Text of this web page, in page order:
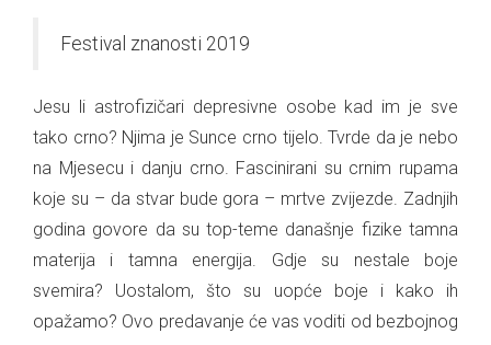
Festival znanosti 2019
Jesu li astrofizičari depresivne osobe kad im je sve
tako crno? Njima je Sunce crno tijelo. Tvrde da je nebo
na Mjesecu i danju crno. Fascinirani su crnim rupama
koje su – da stvar bude gora – mrtve zvijezde. Zadnjih
godina govore da su top-teme današnje fizike tamna
materija i tamna energija. Gdje su nestale boje
svemira? Uostalom, što su uopće boje i kako ih
opažamo? Ovo predavanje će vas voditi od bezbojnog